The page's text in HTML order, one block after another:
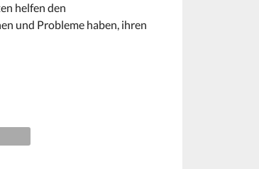
helfen den
und Probleme haben, ihren